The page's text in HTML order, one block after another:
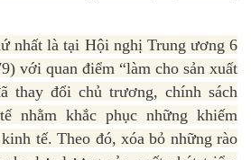
nhất là tại Hội nghị Trung ương 6
với quan điểm “làm cho sản xuất
thay đổi chủ trương, chính sách
nhằm khắc phục những khiếm
tế. Theo đó, xóa bỏ những rào